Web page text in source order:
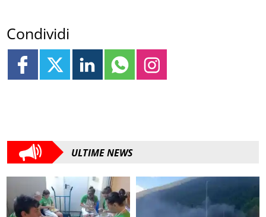
Condividi
ULTIME NEWS